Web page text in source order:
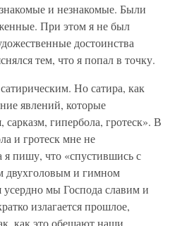
и незнакомые. Были
При этом я не был
достоинства
тем, что я попал в точку.
Но сатира, как
явлений, которые
гипербола, гротеск». В
и гротеск мне не
я пишу, что «спустившись с
двухголовым и гимном
усердно мы Господа славим и
излагается прошлое,
как это обещают наши